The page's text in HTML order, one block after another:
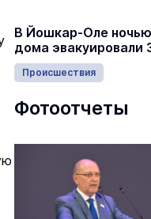
В Йошкар-Оле
дома эвакуировали
Происшествия
Фотоотчеты